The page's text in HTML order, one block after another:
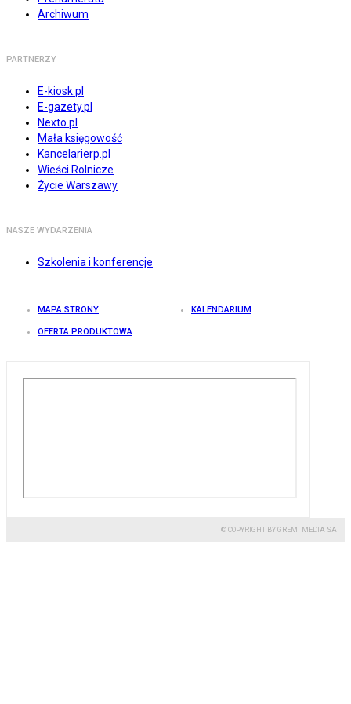
Archiwum
PARTNERZY
E-kiosk.pl
E-gazety.pl
Nexto.pl
Mała księgowość
Kancelarierp.pl
Wieści Rolnicze
Życie Warszawy
NASZE WYDARZENIA
Szkolenia i konferencje
MAPA STRONY KALENDARIUM
OFERTA PRODUKTOWA
© COPYRIGHT BY GREMI MEDIA SA